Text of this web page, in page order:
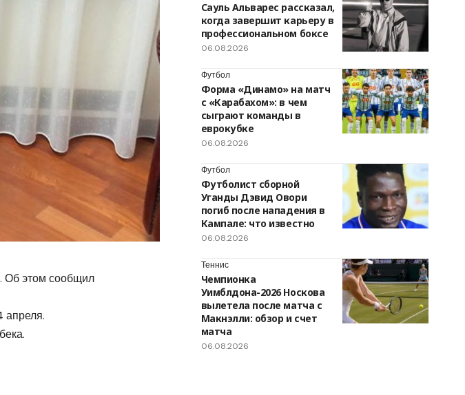
Об этом сообщил
апреля.
Сауль Альварес рассказал,
когда завершит карьеру в
профессиональном боксе
06.08.2026
Футбол
Форма «Динамо» на матч
с «Карабахом»: в чем
сыграют команды в
еврокубке
06.08.2026
Футбол
Футболист сборной
Уганды Дэвид Овори
погиб после нападения в
Кампале: что известно
06.08.2026
Теннис
Чемпионка
Уимблдона-2026 Носкова
вылетела после матча с
Макнэлли: обзор и счет
матча
06.08.2026